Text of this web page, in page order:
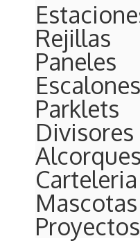
Rejillas
Paneles
Escalones
Parklets
Divisores
Alcorques
Carteleria
Mascotas
Proyectos